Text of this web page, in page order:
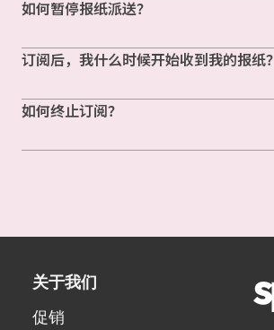
如何暂停报纸派送？
订阅后，我什么时候开始收到我的报纸？
如何终止订阅？
关于我们
促销